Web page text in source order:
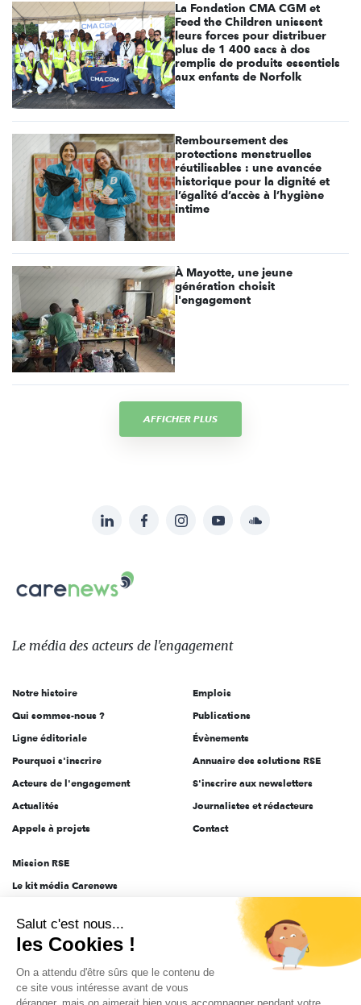
La Fondation CMA CGM et
Feed the Children unissent
leurs forces pour distribuer
plus de 1 400 sacs à dos
remplis de produits essentiels
aux enfants de Norfolk
Remboursement des
protections menstruelles
réutilisables : une avancée
historique pour la dignité et
l’égalité d’accès à l’hygiène
intime
À Mayotte, une jeune
génération choisit
l'engagement
AFFICHER PLUS
sur:
LinkedInFacebookInstagramYouTubeSoundcloud
Carenews,
Le
des
l'engagement
Le média des acteurs de l'engagement
Notre histoire
Qui sommes-nous ?
Ligne éditoriale
Pourquoi s'inscrire
Acteurs de l'engagement
Actualités
Appels à projets
Emplois
Publications
Évènements
Annuaire des solutions RSE
S'inscrire aux newsletters
Journalistes et rédacteurs
Contact
Mission RSE
Le kit média Carenews
AEF info
Novethic
PRODURABLE
Inclusiv Day
Salut c'est nous...
les Cookies !
On a attendu d'être sûrs que le contenu de
ce site vous intéresse avant de vous
déranger, mais on aimerait bien vous accompagner pendant votre